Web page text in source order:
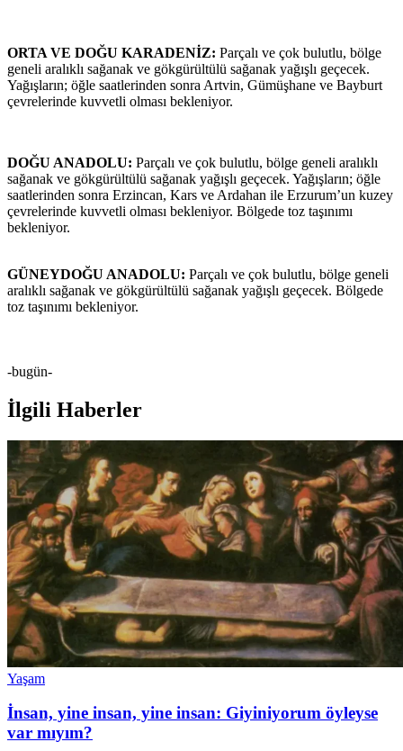
ORTA VE DOĞU KARADENİZ: Parçalı ve çok bulutlu, bölge
geneli aralıklı sağanak ve gökgürültülü sağanak yağışlı geçecek.
Yağışların; öğle saatlerinden sonra Artvin, Gümüşhane ve Bayburt
çevrelerinde kuvvetli olması bekleniyor.
DOĞU ANADOLU: Parçalı ve çok bulutlu, bölge geneli aralıklı
sağanak ve gökgürültülü sağanak yağışlı geçecek. Yağışların; öğle
saatlerinden sonra Erzincan, Kars ve Ardahan ile Erzurum’un kuzey
çevrelerinde kuvvetli olması bekleniyor. Bölgede toz taşınımı
bekleniyor.
GÜNEYDOĞU ANADOLU: Parçalı ve çok bulutlu, bölge geneli
aralıklı sağanak ve gökgürültülü sağanak yağışlı geçecek. Bölgede
toz taşınımı bekleniyor.
-bugün-
İlgili Haberler
Yaşam
İnsan, yine insan, yine insan: Giyiniyorum öyleyse
var mıyım?